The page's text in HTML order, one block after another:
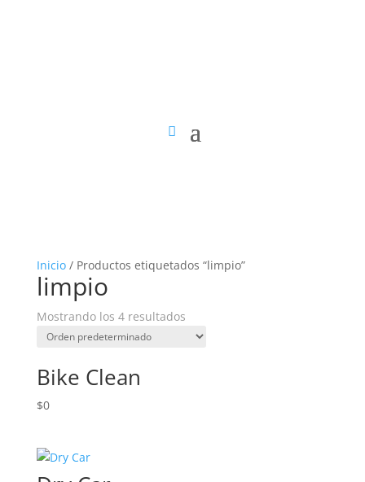
Inicio/ Productos etiquetados “limpio”
limpio
Mostrando los 4 resultados
Bike Clean
$0